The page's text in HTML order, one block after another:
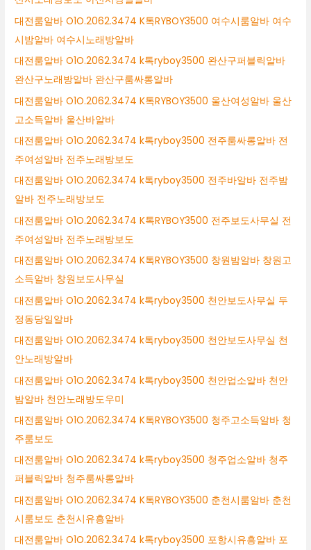
대전룸알바 O1O.2062.3474 K톡RYBOY3500 여수시룸알바 여수
시밤알바 여수시노래방알바
대전룸알바 O1O.2062.3474 k톡ryboy3500 완산구퍼블릭알바
완산구노래방알바 완산구룸싸롱알바
대전룸알바 O1O.2062.3474 K톡RYBOY3500 울산여성알바 울산
고소득알바 울산바알바
대전룸알바 O1O.2062.3474 k톡ryboy3500 전주룸싸롱알바 전
주여성알바 전주노래방보도
대전룸알바 O1O.2062.3474 k톡ryboy3500 전주바알바 전주밤
알바 전주노래방보도
대전룸알바 O1O.2062.3474 K톡RYBOY3500 전주보도사무실 전
주여성알바 전주노래방보도
대전룸알바 O1O.2062.3474 K톡RYBOY3500 창원밤알바 창원고
소득알바 창원보도사무실
대전룸알바 O1O.2062.3474 k톡ryboy3500 천안보도사무실 두
정동당일알바
대전룸알바 O1O.2062.3474 k톡ryboy3500 천안보도사무실 천
안노래방알바
대전룸알바 O1O.2062.3474 k톡ryboy3500 천안업소알바 천안
밤알바 천안노래방도우미
대전룸알바 O1O.2062.3474 K톡RYBOY3500 청주고소득알바 청
주룸보도
대전룸알바 O1O.2062.3474 k톡ryboy3500 청주업소알바 청주
퍼블릭알바 청주룸싸롱알바
대전룸알바 O1O.2062.3474 K톡RYBOY3500 춘천시룸알바 춘천
시룸보도 춘천시유흥알바
대전룸알바 O1O.2062.3474 k톡ryboy3500 포항시유흥알바 포